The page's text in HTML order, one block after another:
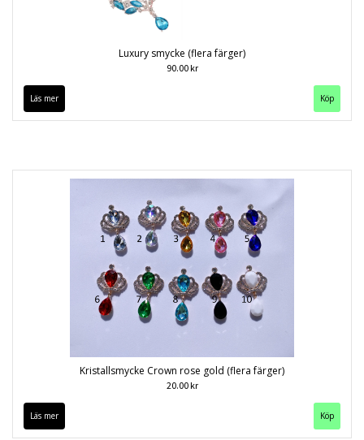
Luxury smycke (flera färger)
90.00 kr
Läs mer Köp
Kristallsmycke Crown rose gold (flera färger)
20.00 kr
Läs mer Köp